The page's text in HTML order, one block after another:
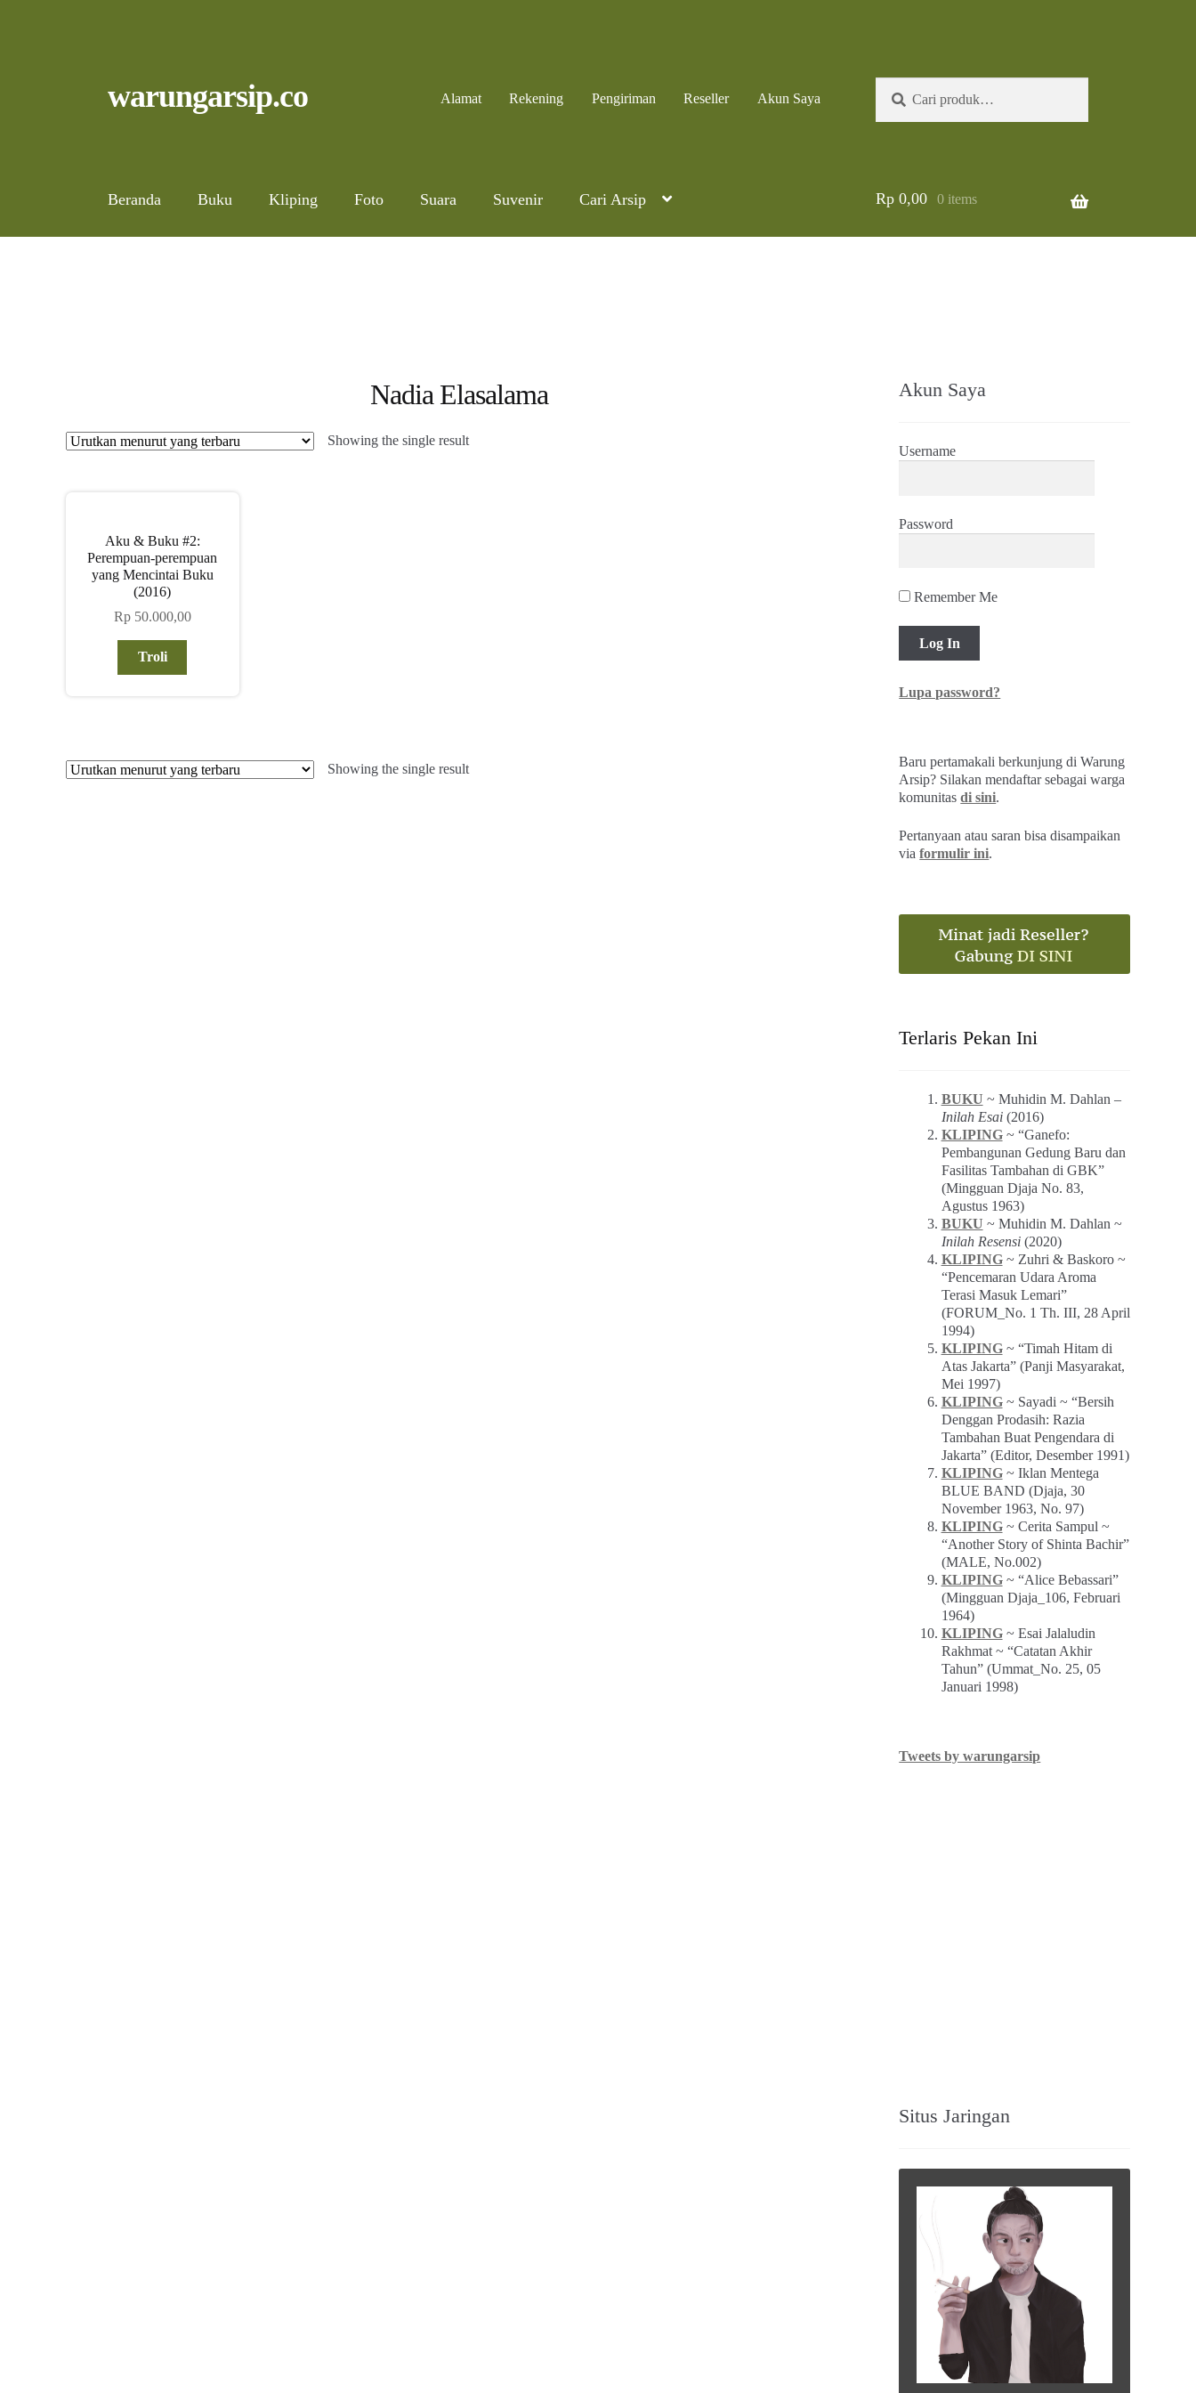
to
to
warungarsip.co Alamat Rekening Pengiriman Reseller Akun Saya
untuk:
Beranda Buku Kliping Foto Suara Suvenir Cari Arsip Rp0,00 0 items
Nadia Elasalama
Showing the single result
Aku & Buku #2:
Perempuan-perempuan
yang Mencintai Buku
(2016)
Rp50.000,00
Troli
Showing the single result
Akun Saya
Username
Password
Remember Me
Lupa password?
Baru pertamakali berkunjung di Warung
Arsip? Silakan mendaftar sebagai warga
komunitasdi sini.
Pertanyaan atau saran bisa disampaikan
viaformulir ini.
Terlaris Pekan Ini
BUKU ~ Muhidin M. Dahlan –
Inilah Esai(2016)
KLIPING~ “Ganefo:
Pembangunan Gedung Baru dan
Fasilitas Tambahan di GBK”
(Mingguan Djaja No. 83,
Agustus 1963)
BUKU ~ Muhidin M. Dahlan ~
Inilah Resensi(2020)
KLIPING~ Zuhri & Baskoro ~
“Pencemaran Udara Aroma
Terasi Masuk Lemari”
(FORUM_No. 1 Th. III, 28 April
1994)
KLIPING~ “Timah Hitam di
Atas Jakarta” (Panji Masyarakat,
Mei 1997)
KLIPING~ Sayadi ~ “Bersih
Denggan Prodasih: Razia
Tambahan Buat Pengendara di
Jakarta” (Editor, Desember 1991)
KLIPING~ Iklan Mentega
BLUE BAND (Djaja, 30
November 1963, No. 97)
KLIPING~ Cerita Sampul ~
“Another Story of Shinta Bachir”
(MALE, No.002)
KLIPING~ “Alice Bebassari”
(Mingguan Djaja_106, Februari
1964)
KLIPING~ Esai Jalaludin
Rakhmat ~ “Catatan Akhir
Tahun” (Ummat_No. 25, 05
Januari 1998)
Tweets by warungarsip
Situs Jaringan